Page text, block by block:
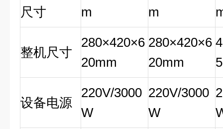
尺寸
m
m
整机尺寸
280×420×6
20mm
280×420×6
20mm
设备电源
220V/3000
W
220V/3000
W